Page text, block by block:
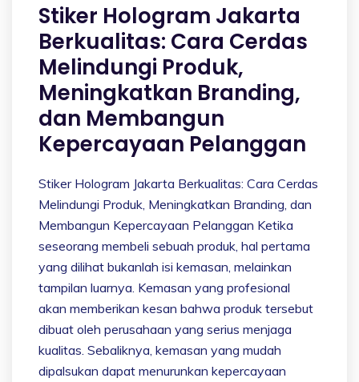
Stiker Hologram Jakarta
Berkualitas: Cara Cerdas
Melindungi Produk,
Meningkatkan Branding,
dan Membangun
Kepercayaan Pelanggan
Stiker Hologram Jakarta Berkualitas: Cara Cerdas
Melindungi Produk, Meningkatkan Branding, dan
Membangun Kepercayaan Pelanggan Ketika
seseorang membeli sebuah produk, hal pertama
yang dilihat bukanlah isi kemasan, melainkan
tampilan luarnya. Kemasan yang profesional
akan memberikan kesan bahwa produk tersebut
dibuat oleh perusahaan yang serius menjaga
kualitas. Sebaliknya, kemasan yang mudah
dipalsukan dapat menurunkan kepercayaan